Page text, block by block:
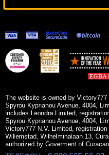
Базар
10475 ₽
Panamer***
Blackjack Classic
The website is owned by
Spyrou Kyprianou Avenue, 4004,
includes Leondra Limited,
Spyrou Kyprianou Avenue, 4004,
Victory777 N.V. Limited,
Willemstad, Wilhelminalaan 13,
authorized by Goverment of